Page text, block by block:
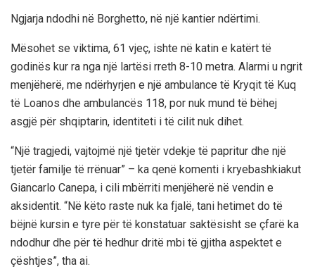
Ngjarja ndodhi në Borghetto, në një kantier ndërtimi.
Mësohet se viktima, 61 vjeç, ishte në katin e katërt të
godinës kur ra nga një lartësi rreth 8-10 metra. Alarmi u ngrit
menjëherë, me ndërhyrjen e një ambulance të Kryqit të Kuq
të Loanos dhe ambulancës 118, por nuk mund të bëhej
asgjë për shqiptarin, identiteti i të cilit nuk dihet.
“Një tragjedi, vajtojmë një tjetër vdekje të papritur dhe një
tjetër familje të rrënuar” – ka qenë komenti i kryebashkiakut
Giancarlo Canepa, i cili mbërriti menjëherë në vendin e
aksidentit. “Në këto raste nuk ka fjalë, tani hetimet do të
bëjnë kursin e tyre për të konstatuar saktësisht se çfarë ka
ndodhur dhe për të hedhur dritë mbi të gjitha aspektet e
çështjes”, tha ai.